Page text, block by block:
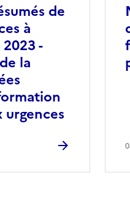
de
à
-
la
urgences